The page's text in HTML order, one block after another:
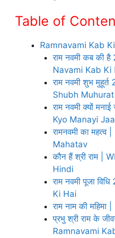
Table of
Ramnavami Kab
राम नवमी कब की
Navami Kab
राम नवमी शुभ
Shubh
राम नवमी क्यों
Kyo Manayi
रामनवमी का
Mahatav
कौन हैं श्री राम |
Hindi
राम नवमी पूजा
Ki Hai
राम नाम की
प्रभु श्री राम के
Ramnavami